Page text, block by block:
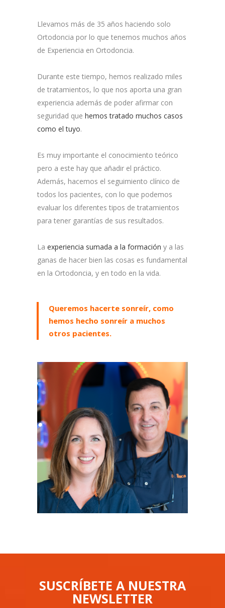
Llevamos más de 35 años haciendo solo
Ortodoncia por lo que tenemos muchos años
de Experiencia en Ortodoncia.
Durante este tiempo, hemos realizado miles
de tratamientos, lo que nos aporta una gran
experiencia además de poder afirmar con
seguridad que hemos tratado muchos casos
como el tuyo.
Es muy importante el conocimiento teórico
pero a este hay que añadir el práctico.
Además, hacemos el seguimiento clínico de
todos los pacientes, con lo que podemos
evaluar los diferentes tipos de tratamientos
para tener garantías de sus resultados.
La experiencia sumada a la formación y a las
ganas de hacer bien las cosas es fundamental
en la Ortodoncia, y en todo en la vida.
Queremos hacerte sonreír, como
hemos hecho sonreír a muchos
otros pacientes.
SUSCRÍBETE A NUESTRA
NEWSLETTER